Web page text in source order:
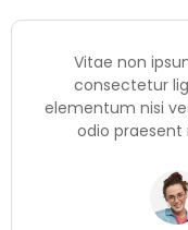
Vitae non
consectetur
elementum nisi
odio praesent